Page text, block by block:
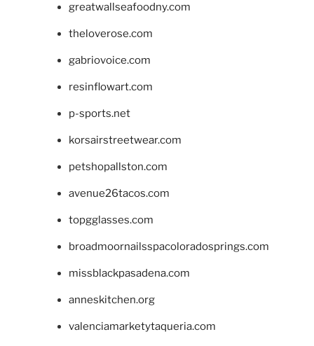
greatwallseafoodny.com
theloverose.com
gabriovoice.com
resinflowart.com
p-sports.net
korsairstreetwear.com
petshopallston.com
avenue26tacos.com
topgglasses.com
broadmoornailsspacoloradosprings.com
missblackpasadena.com
anneskitchen.org
valenciamarketytaqueria.com